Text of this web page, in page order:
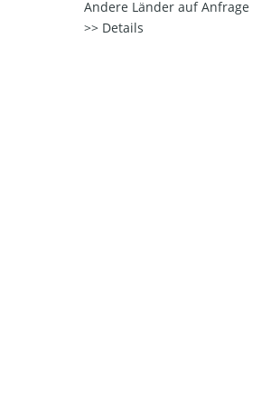
Andere Länder auf Anfrage
Details